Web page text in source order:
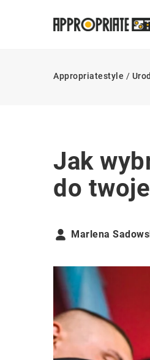
Appropriatestyle /
Jak
do
Marlena